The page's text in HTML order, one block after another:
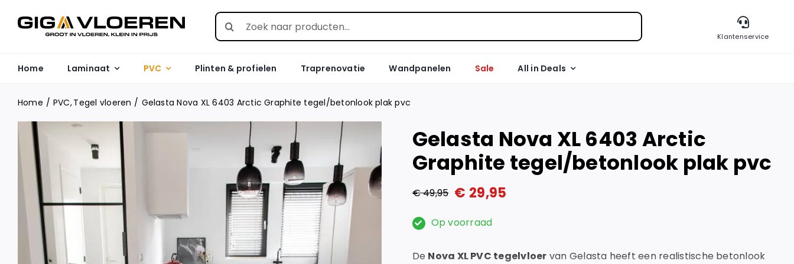
Search
for:
Klantenservice
Home Laminaat PVC Plinten & profielen Traprenovatie Wandpanelen Sale All in Deals
Home PVC Tegel vloeren Gelasta Nova XL 6403 Arctic Graphite tegel/betonlook plak pvc
Gelasta Nova XL 6403 Arctic
Graphite tegel/betonlook plak pvc
€49,95
Oorspronkelijke
prijs
€ 49,95.
€ 29,95
Huidige
prijs
€ 29,95.
Op voorraad
De Nova XL PVC tegelvloer van Gelasta heeft een realistische betonlook